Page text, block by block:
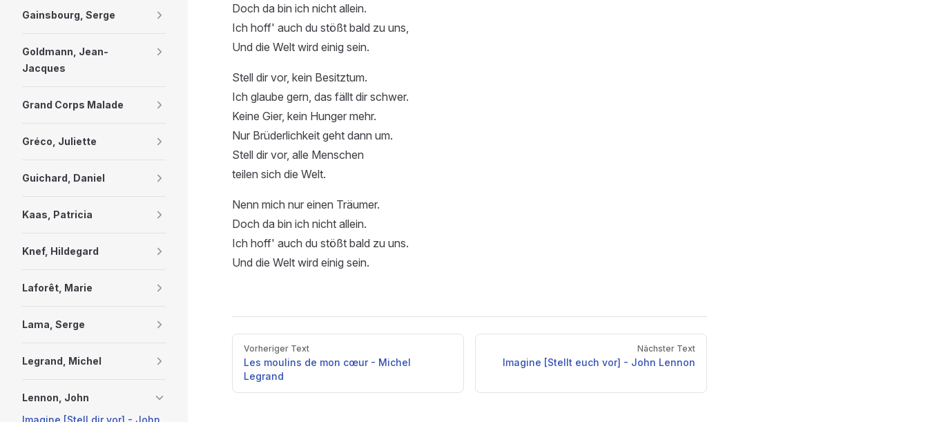
Gainsbourg, Serge
Goldmann, Jean-
Jacques
Grand Corps Malade
Gréco, Juliette
Guichard, Daniel
Kaas, Patricia
Knef, Hildegard
Laforêt, Marie
Lama, Serge
Legrand, Michel
Lennon, John
Imagine [Stell dir vor] - John
Doch da bin ich nicht allein.
Ich hoff' auch du stößt bald zu uns,
Und die Welt wird einig sein.
Stell dir vor, kein Besitztum.
Ich glaube gern, das fällt dir schwer.
Keine Gier, kein Hunger mehr.
Nur Brüderlichkeit geht dann um.
Stell dir vor, alle Menschen
teilen sich die Welt.
Nenn mich nur einen Träumer.
Doch da bin ich nicht allein.
Ich hoff' auch du stößt bald zu uns.
Und die Welt wird einig sein.
PagerVorheriger Text
Les moulins de mon cœur - Michel
Legrand
Nächster Text
Imagine [Stellt euch vor] - John Lennon